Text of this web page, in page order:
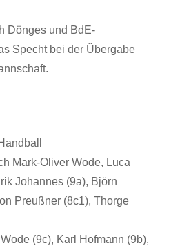
Dönges und BdE-
Specht bei der Übergabe
Mark-Oliver Wode, Luca
Johannes (9a), Björn
Preußner (8c1), Thorge
(9c), Karl Hofmann (9b),